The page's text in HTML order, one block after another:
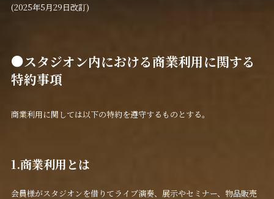
(2025年5月29日改訂)
●スタジオン内における商業利用に関する
特約事項
商業利用に関しては以下の特約を遵守するものとする。
1.商業利用とは
会員様がスタジオンを借りてライブ演奏、展示やセミナー、物品販売